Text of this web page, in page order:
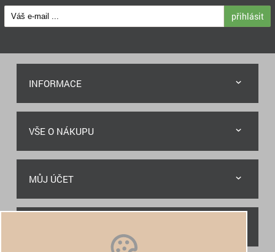
přihlásit
INFORMACE
VŠE O NÁKUPU
MŮJ ÚČET